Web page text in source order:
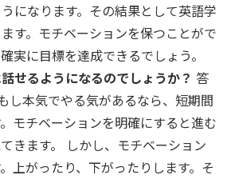
になります。その結果として英語学
す。モチベーションを保つことがで
実に目標を達成できるでしょう。
せるようになるのでしょうか？ 答
し本気でやる気があるなら、短期間
モチベーションを明確にすると進む
きます。 しかし、モチベーション
上がったり、下がったりします。そ